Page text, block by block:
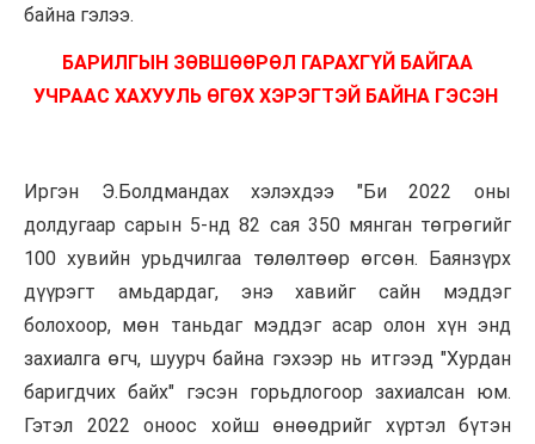
байна гэлээ.
БАРИЛГЫН ЗӨВШӨӨРӨЛ ГАРАХГҮЙ БАЙГАА
УЧРААС ХАХУУЛЬ ӨГӨХ ХЭРЭГТЭЙ БАЙНА ГЭСЭН
Иргэн Э.Болдмандах хэлэхдээ "Би 2022 оны
долдугаар сарын 5-нд 82 сая 350 мянган төгрөгийг
100 хувийн урьдчилгаа төлөлтөөр өгсөн. Баянзүрх
дүүрэгт амьдардаг, энэ хавийг сайн мэддэг
болохоор, мөн таньдаг мэддэг асар олон хүн энд
захиалга өгч, шуурч байна гэхээр нь итгээд "Хурдан
баригдчих байх" гэсэн горьдлогоор захиалсан юм.
Гэтэл 2022 оноос хойш өнөөдрийг хүртэл бүтэн